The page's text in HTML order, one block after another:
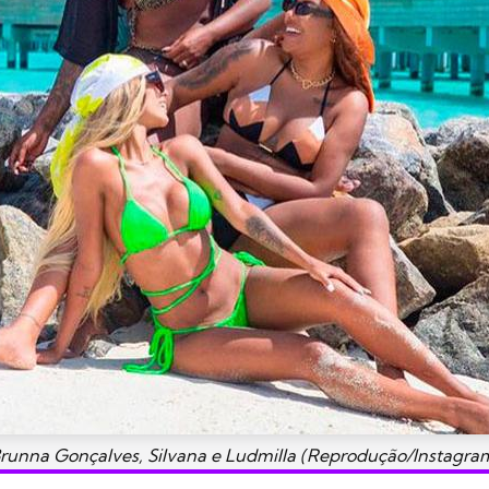
Gonçalves, Silvana e Ludmilla (Reprodução/